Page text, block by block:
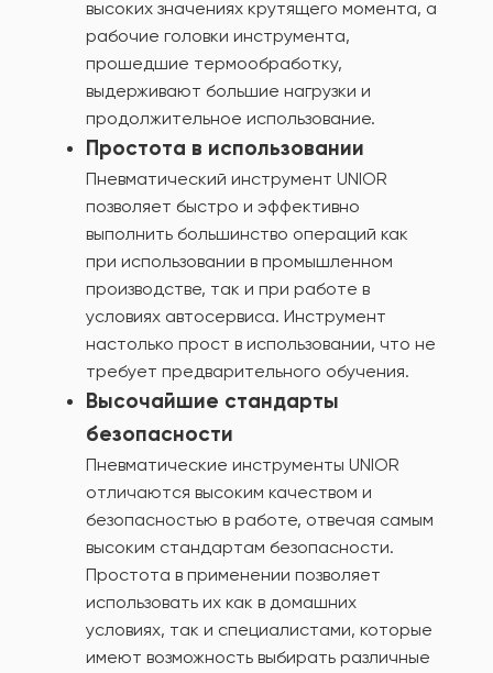
высоких значениях крутящего момента, а
рабочие головки инструмента,
прошедшие термообработку,
выдерживают большие нагрузки и
продолжительное использование.
Простота в использовании
Пневматический инструмент UNIOR
позволяет быстро и эффективно
выполнить большинство операций как
при использовании в промышленном
производстве, так и при работе в
условиях автосервиса. Инструмент
настолько прост в использовании, что не
требует предварительного обучения.
Высочайшие стандарты
безопасности
Пневматические инструменты UNIOR
отличаются высоким качеством и
безопасностью в работе, отвечая самым
высоким стандартам безопасности.
Простота в применении позволяет
использовать их как в домашних
условиях, так и специалистами, которые
имеют возможность выбирать различные